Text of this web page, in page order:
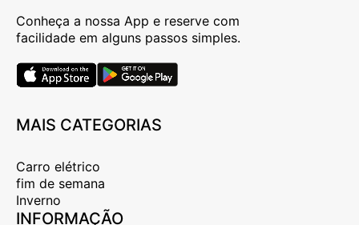
Conheça a nossa App e reserve com
facilidade em alguns passos simples.
MAIS CATEGORIAS
Carro elétrico
fim de semana
Inverno
INFORMAÇÃO